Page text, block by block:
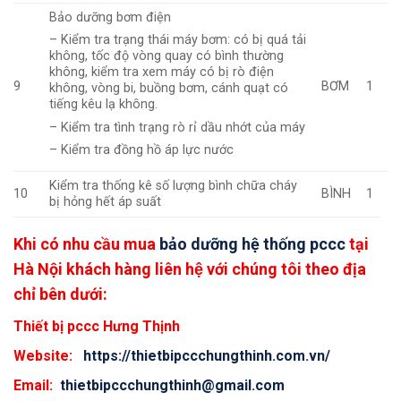
9
Bảo dưỡng bơm điện
– Kiểm tra trạng thái máy bơm: có bị quá tải
không, tốc độ vòng quay có bình thường
không, kiểm tra xem máy có bị rò điện
không, vòng bi, buồng bơm, cánh quạt có
tiếng kêu lạ không.
– Kiểm tra tình trạng rò rỉ dầu nhớt của máy
– Kiểm tra đồng hồ áp lực nước
BƠM 1
10
Kiểm tra thống kê số lượng bình chữa cháy
bị hỏng hết áp suất
BÌNH 1
Khi có nhu cầu mua bảo dưỡng hệ thống pccctại
Hà Nội khách hàng liên hệ với chúng tôi theo địa
chỉ bên dưới:
Thiết bị pccc Hưng Thịnh
Website: https://thietbipccchungthinh.com.vn/
Email: thietbipccchungthinh@gmail.com